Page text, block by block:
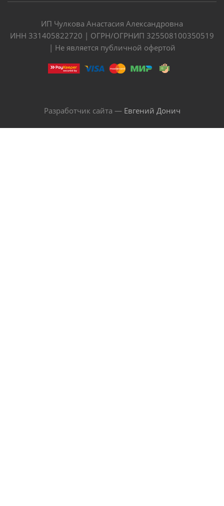
ИП Чулкова Анастасия Александровна
ИНН 331405822720 | ОГРН/ОГРНИП 325508100350519
| Не является публичной офертой
Разработчик сайта — Евгений Донич